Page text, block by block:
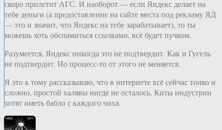
скоро прилетит АГС. И наоборот — если Яндекс делает на
тебе деньги (а предоставление на сайте места под рекламу ЯД
— это и значит, что Яндекс на тебе зарабатывает), то ты
можешь хоть обспамиться ссылками, всё будет пучком.
Разумеется, Яндекс никогда это не подтвердит. Как и Гугель
не подтвердит. Но процесс-то от этого не меняется.
Я это к тому рассказываю, что в интернете всё сейчас тонко и
сложно, простой халявы нигде не осталось. Киты индустрии
хотят иметь бабло с каждого чиха.